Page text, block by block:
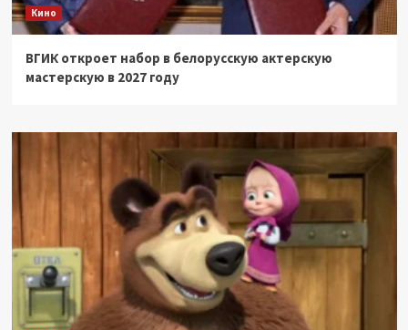
Кино
ВГИК откроет набор в белорусскую актерскую
мастерскую в 2027 году